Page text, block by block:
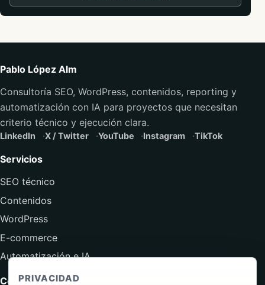
Pablo López Alm
Consultoría SEO, WordPress, contenidos, reporting y
automatización con IA para proyectos que necesitan
criterio técnico y ejecución clara.
LinkedIn X / Twitter YouTube Instagram TikTok
Servicios
SEO técnico
Contenidos
WordPress
E-commerce
Automatización e IA
Contenido
PRIVACIDAD